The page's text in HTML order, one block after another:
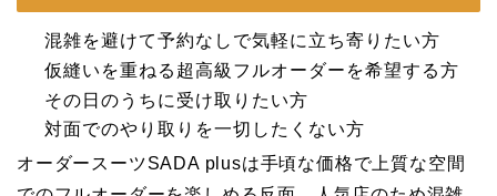
混雑を避けて予約なしで気軽に立ち寄りたい方
仮縫いを重ねる超高級フルオーダーを希望する方
その日のうちに受け取りたい方
対面でのやり取りを一切したくない方
オーダースーツSADA plusは手頃な価格で上質な空間